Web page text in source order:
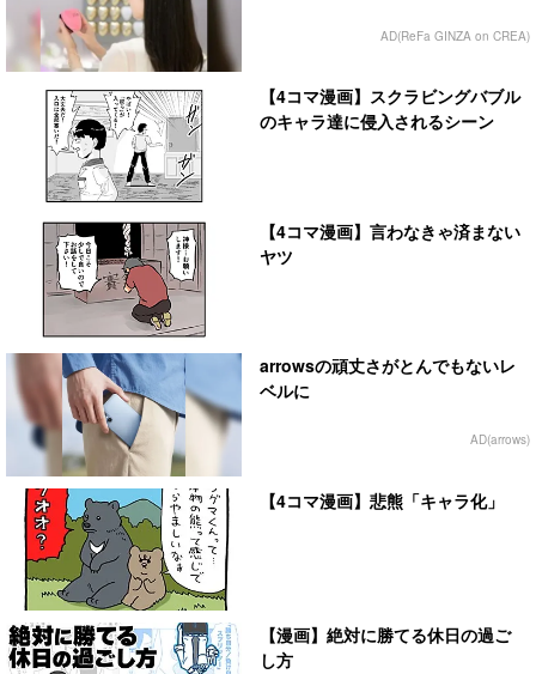
AD(ReFa GINZA on CREA)
【4コマ漫画】スクラビングバブル
のキャラ達に侵入されるシーン
【4コマ漫画】言わなきゃ済まない
ヤツ
arrowsの頑丈さがとんでもないレ
ベルに
AD(arrows)
【4コマ漫画】悲熊「キャラ化」
【漫画】絶対に勝てる休日の過ご
し方